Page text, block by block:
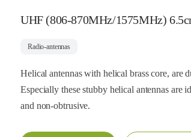
UHF (806-870MHz/1575MHz)
Radio-antennas
Helical antennas with helical brass core, are
Especially these stubby helical antennas are
and non-obtrusive.